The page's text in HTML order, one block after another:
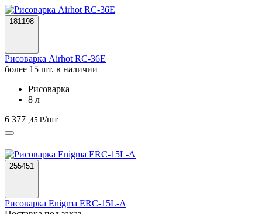
181198
Рисоварка Airhot RC-36E
более 15 шт. в наличии
Рисоварка
8 л
6 377 ,45 ₽/шт
255451
Рисоварка Enigma ERC-15L-A